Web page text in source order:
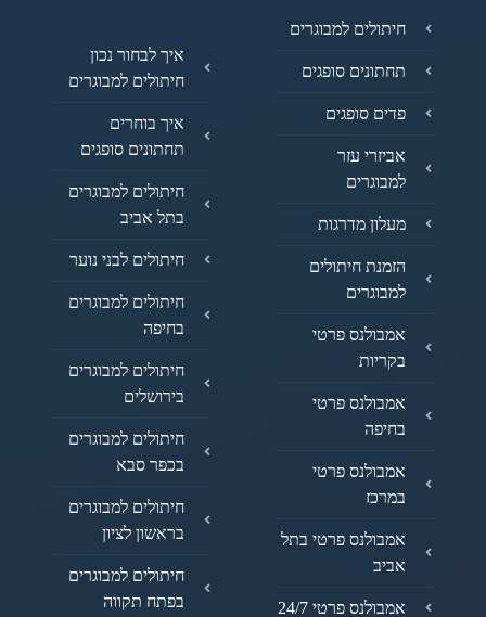
חיתולים למבוגרים
תחתונים סופגים
פדים סופגים
אביזרי עזר
למבוגרים
מעלון מדרגות
הזמנת חיתולים
למבוגרים
אמבולנס פרטי
בקריות
אמבולנס פרטי
בחיפה
אמבולנס פרטי
במרכז
אמבולנס פרטי בתל
אביב
אמבולנס פרטי 24/7
איך לבחור נכון
חיתולים למבוגרים
איך בוחרים
תחתונים סופגים
חיתולים למבוגרים
בתל אביב
חיתולים לבני נוער
חיתולים למבוגרים
בחיפה
חיתולים למבוגרים
בירושלים
חיתולים למבוגרים
בכפר סבא
חיתולים למבוגרים
בראשון לציון
חיתולים למבוגרים
בפתח תקווה